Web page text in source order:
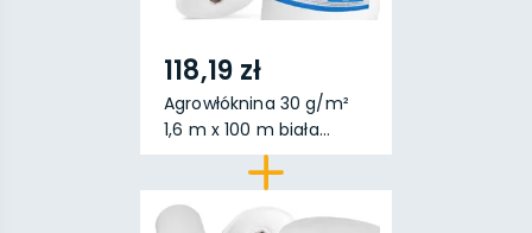
118,19 zł
Agrowłóknina 30 g/m²
1,6 m x 100 m biała...